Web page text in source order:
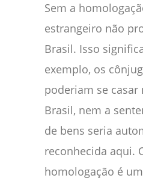
Sem a
estrangeiro não
Brasil. Isso
exemplo, os
poderiam se casar
Brasil, nem a
de bens seria
reconhecida aqui.
homologação é